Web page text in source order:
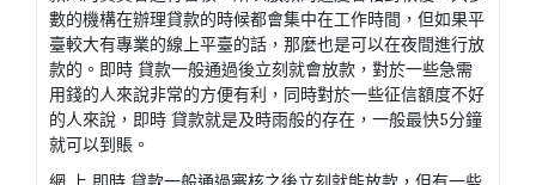
數的機構在辦理貸款的時候都會集中在工作時間，但如果平
臺較大有專業的線上平臺的話，那麼也是可以在夜間進行放
款的。即時 貸款一般通過後立刻就會放款，對於一些急需
用錢的人來說非常的方便有利，同時對於一些征信額度不好
的人來說，即時 貸款就是及時雨般的存在，一般最快5分鐘
就可以到賬。